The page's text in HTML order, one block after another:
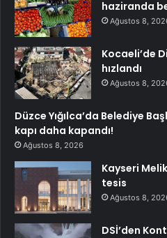
haziranda
Ağustos 8,
Kocaeli’de
hızlandı
Ağustos 8,
Düzce Yığılca’da Belediye
kapı daha kapandı!
Ağustos 8, 2026
Kayseri
tesis
Ağustos 8,
DSİ’den